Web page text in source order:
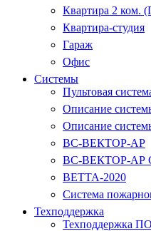
Квартира 2 ком.
Квартира-студия
Гараж
Офис
Системы
Пультовая
Описание
Описание
ВС-ВЕКТОР-АР
ВС-ВЕКТОР-АР
ВЕТТА-2020
Система
Техподдержка
Техподдержка